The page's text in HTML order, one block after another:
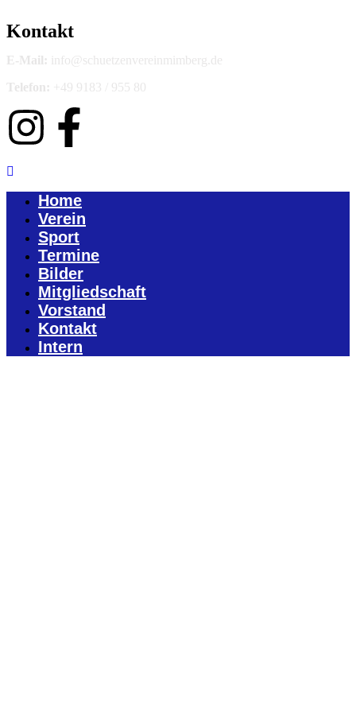
Kontakt
E-Mail:
info@schuetzenvereinmimberg.de
Telefon: +49 9183 / 955 80
Home
Verein
Sport
Termine
Bilder
Mitgliedschaft
Vorstand
Kontakt
Intern